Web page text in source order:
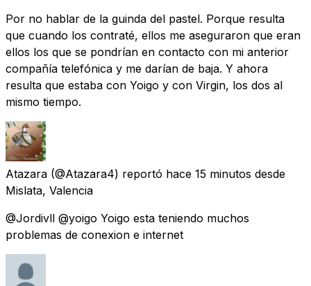
Por no hablar de la guinda del pastel. Porque resulta
que cuando los contraté, ellos me aseguraron que eran
ellos los que se pondrían en contacto con mi anterior
compañía telefónica y me darían de baja. Y ahora
resulta que estaba con Yoigo y con Virgin, los dos al
mismo tiempo.
Atazara (@Atazara4) reportó hace 15 minutos desde
Mislata, Valencia
@Jordivll @yoigo Yoigo esta teniendo muchos
problemas de conexion e internet